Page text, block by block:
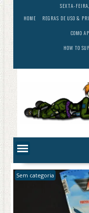
Skip
to
content
SEXTA-
HOME
REGRAS DE USO &
COMO
HOW TO
Sem categoria